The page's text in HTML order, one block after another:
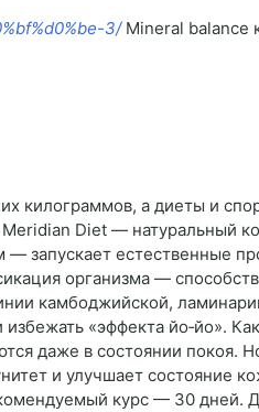
3/Mineral balance
килограммов, а диеты и
Diet — натуральный
запускает естественные
организма —
камбоджийской,
«эффекта йо‑йо».
даже в состоянии покоя.
и улучшает состояние
курс — 30 дней.